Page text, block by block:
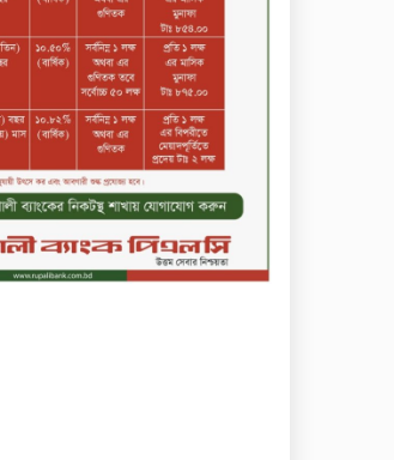
২০২৯ সালের মধ্যে বাংলাদেশের
সবচেয়ে বিশ্বস্ত, টেকসই ও
ক্যাশলেস ব্যাংক হওয়ার লক্ষ্য
নিয়ে ‘ভিশন ২০২৯’ উন্মোচন করল
কমিউনিটি ব্যাংক বাংলাদেশ